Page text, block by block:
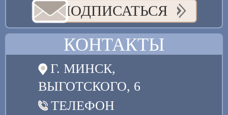
ПОДПИСАТЬСЯ
КОНТАКТЫ
Г. МИНСК,
ВЫГОТСКОГО, 6
ТЕЛЕФОН